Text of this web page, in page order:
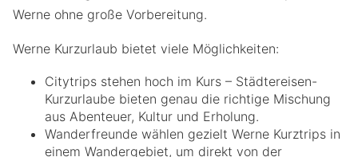
Werne ohne große Vorbereitung.
Werne Kurzurlaub bietet viele Möglichkeiten:
Citytrips stehen hoch im Kurs – Städtereisen-
Kurzurlaube bieten genau die richtige Mischung
aus Abenteuer, Kultur und Erholung.
Wanderfreunde wählen gezielt Werne Kurztrips in
einem Wandergebiet, um direkt von der